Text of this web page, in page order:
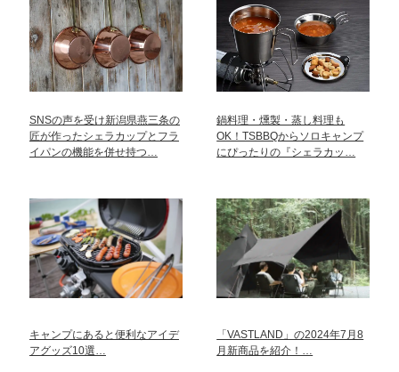
SNSの声を受け新潟県燕三条の
匠が作ったシェラカップとフラ
イパンの機能を併せ持つ…
鍋料理・燻製・蒸し料理も
OK！TSBBQからソロキャンプ
にぴったりの『シェラカッ…
キャンプにあると便利なアイデ
アグッズ10選…
「VASTLAND」の2024年7月8
月新商品を紹介！…